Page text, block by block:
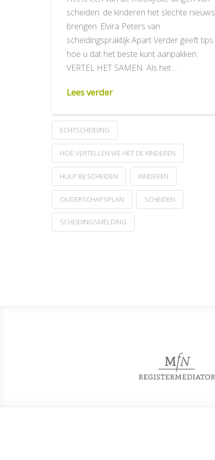
scheiden: de kinderen het slechte nieuws
brengen. Elvira Peters van
scheidingspraktijk Apart Verder geeft tips
hoe u dat het beste kunt aanpakken.
VERTEL HET SAMEN. Als het …
Lees verder
ECHTSCHEIDING
HOE VERTELLEN WE HET DE KINDEREN
HULP BIJ SCHEIDEN KINDEREN
OUDERSCHAPSPLAN SCHEIDEN
SCHEIDINGSMELDING